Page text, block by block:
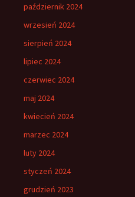
październik 2024
wrzesień 2024
sierpień 2024
lipiec 2024
czerwiec 2024
maj 2024
kwiecień 2024
marzec 2024
luty 2024
styczeń 2024
grudzień 2023